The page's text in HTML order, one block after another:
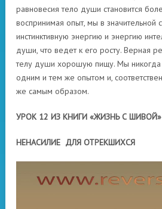
равновесия тело души становится
воспринимая опыт, мы в значительной
инстинктивную энергию и энергию
души, что ведет к его росту. Верная
телу души хорошую пищу. Мы никогда
одним и тем же опытом и,
же самым образом.
УРОК 12 ИЗ КНИГИ «ЖИЗНЬ С ШИВОЙ»
НЕНАСИЛИЕ ДЛЯ ОТРЕКШИХСЯ